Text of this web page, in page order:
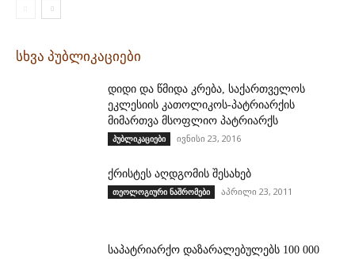
სხვა პუბლიკაციები
დიდი და წმიდა კრება, საქართველოს
ეკლესიის კათოლიკოს-პატრიარქის
მიმართვა მსოფლიო პატრიარქს
პუბლიკაციები ივნისი 23, 2016
ქრისტეს აღდგომის შესახებ
თეოლოგიური ნაშრომები აპრილი 23, 2011
საპატრიარქო დაზარალებულებს 100 000